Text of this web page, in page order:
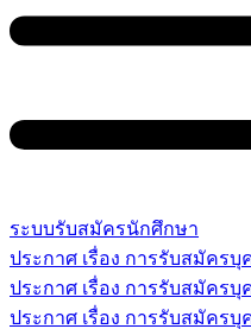
ระบบรับสมัครนักศึกษา
ประกาศ เรื่อง การรับสมัคร
ประกาศ เรื่อง การรับสมัคร
ประกาศ เรื่อง การรับสมัคร